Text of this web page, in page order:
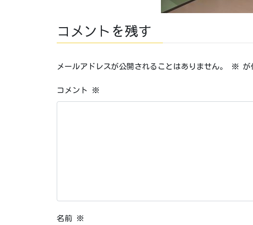
コメントを残す
メールアドレスが公開されることはありません。 ※ が
コメント ※
名前 ※